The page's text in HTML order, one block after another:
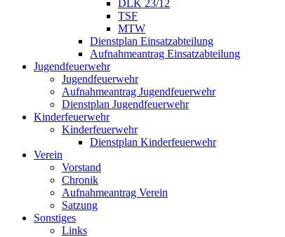
DLK 23/12
TSF
MTW
Dienstplan Einsatzabteilung
Aufnahmeantrag Einsatzabteilung
Jugendfeuerwehr
Jugendfeuerwehr
Aufnahmeantrag Jugendfeuerwehr
Dienstplan Jugendfeuerwehr
Kinderfeuerwehr
Kinderfeuerwehr
Dienstplan Kinderfeuerwehr
Verein
Vorstand
Chronik
Aufnahmeantrag Verein
Satzung
Sonstiges
Links